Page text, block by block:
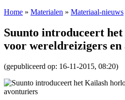
Home » Materialen » Materiaal-nieuws
Suunto introduceert
voor wereldreizigers
(gepubliceerd op: 16-11-2015, 08:20)